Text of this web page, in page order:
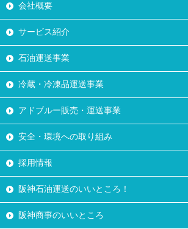
会社概要
サービス紹介
石油運送事業
冷蔵・冷凍品運送事業
アドブルー販売・運送事業
安全・環境への取り組み
採用情報
阪神石油運送のいいところ！
阪神商事のいいところ